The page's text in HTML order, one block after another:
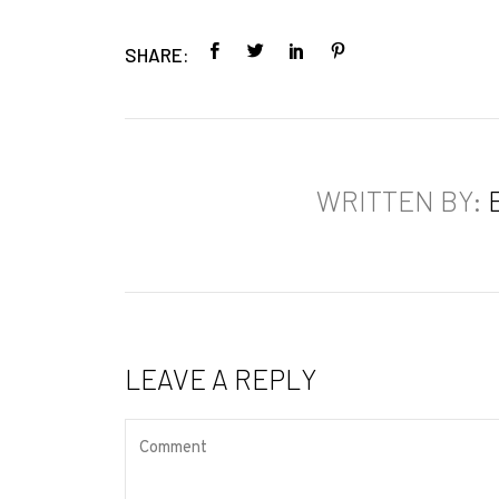
SHARE:
WRITTEN BY:
LEAVE A REPLY